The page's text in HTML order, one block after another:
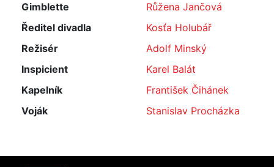
Gimblette
Růžena Jančová
Ředitel divadla
Kosťa Holubář
Režisér
Adolf Minský
Inspicient
Karel Balát
Kapelník
František Čihánek
Voják
Stanislav Procházka